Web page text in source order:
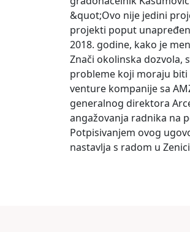
&quot;Ovo nije jedini
projekti poput
2018. godine, kako je
Znači okolinska dozvola,
probleme koji moraju
venture kompanije sa
generalnog direktora
angažovanja radnika na
Potpisivanjem ovog
nastavlja s radom u